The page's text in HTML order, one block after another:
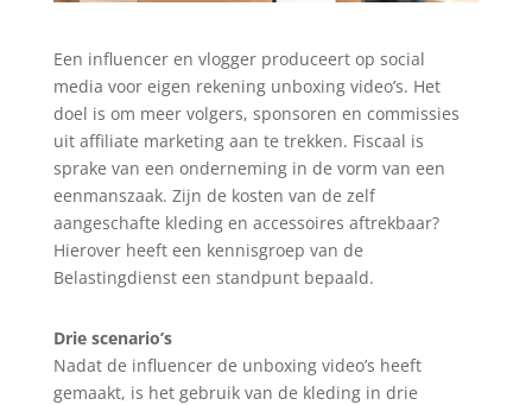
Een influencer en vlogger produceert op social
media voor eigen rekening unboxing video’s. Het
doel is om meer volgers, sponsoren en commissies
uit affiliate marketing aan te trekken. Fiscaal is
sprake van een onderneming in de vorm van een
eenmanszaak. Zijn de kosten van de zelf
aangeschafte kleding en accessoires aftrekbaar?
Hierover heeft een kennisgroep van de
Belastingdienst een standpunt bepaald.
Drie scenario’s
Nadat de influencer de unboxing video’s heeft
gemaakt, is het gebruik van de kleding in drie